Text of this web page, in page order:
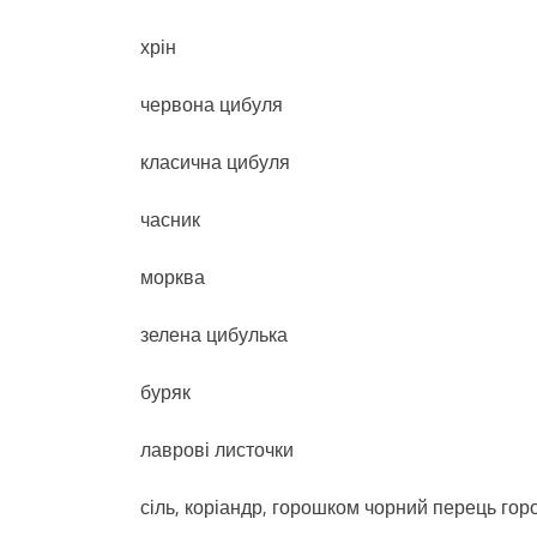
хрін
червона цибуля
класична цибуля
часник
морква
зелена цибулька
буряк
лаврові листочки
сіль, коріандр, горошком чорний перець